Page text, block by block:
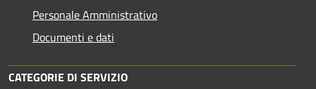
Personale Amministrativo
Documenti e dati
CATEGORIE DI SERVIZIO